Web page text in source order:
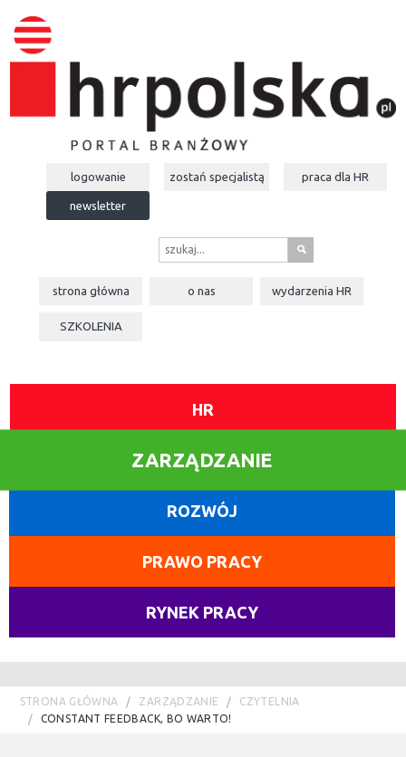
logowanie zostań specjalistą praca dla HR
newsletter
s
strona główna o nas wydarzeniaHR
SZKOLENIA
HR
ZARZĄDZANIE
ROZWÓJ
PRAWO PRACY
RYNEK PRACY
STRONA GŁÓWNA ZARZĄDZANIE
CZYTELNIA
CONSTANT FEEDBACK, BO WARTO!